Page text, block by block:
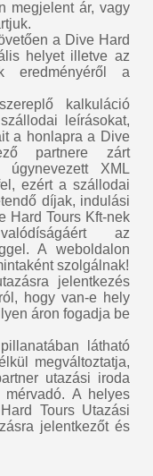
megjelent ár, vagy
a Dive Hard
helyet illetve az
eredményéről a
kalkuláció
leírásokat,
a honlapra a Dive
partnere zárt
úgynevezett XML
ezért a szállodai
díjak, indulási
Hard Tours Kft-nek
az
A weboldalon
szolgálnak!
jelentkezés
hogy van-e hely
áron fogadja be
látható
megváltoztatja,
utazási iroda
A helyes
Tours Utazási
jelentkezőt és